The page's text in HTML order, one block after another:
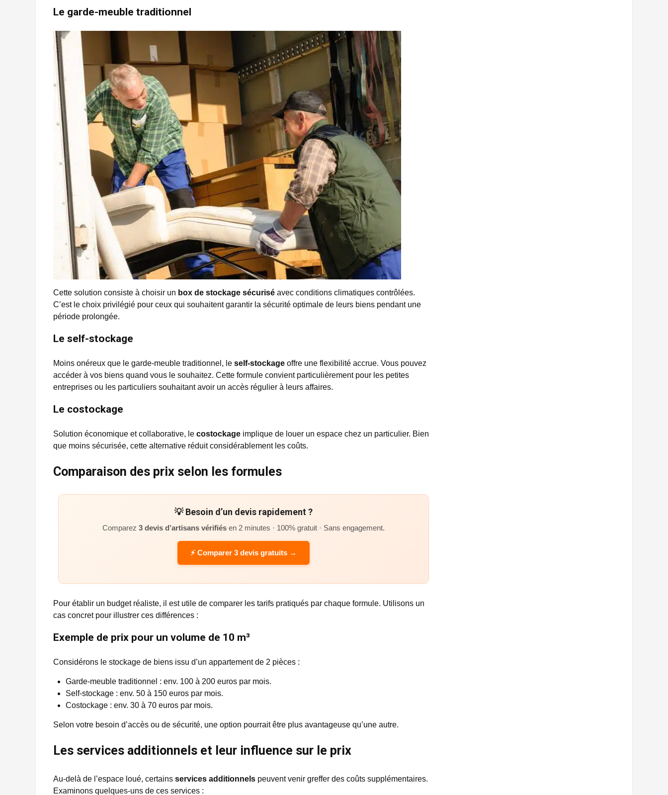
Le garde-meuble traditionnel
Cette solution consiste à choisir un box de stockage sécurisé avec conditions climatiques contrôlées.
C’est le choix privilégié pour ceux qui souhaitent garantir la sécurité optimale de leurs biens pendant une
période prolongée.
Le self-stockage
Moins onéreux que le garde-meuble traditionnel, le self-stockage offre une flexibilité accrue. Vous pouvez
accéder à vos biens quand vous le souhaitez. Cette formule convient particulièrement pour les petites
entreprises ou les particuliers souhaitant avoir un accès régulier à leurs affaires.
Le costockage
Solution économique et collaborative, le costockage implique de louer un espace chez un particulier. Bien
que moins sécurisée, cette alternative réduit considérablement les coûts.
Comparaison des prix selon les formules
💡 Besoin d’un devis rapidement ?
Comparez 3 devis d’artisans vérifiésen 2 minutes · 100% gratuit · Sans engagement.
⚡ Comparer 3 devis gratuits →
Pour établir un budget réaliste, il est utile de comparer les tarifs pratiqués par chaque formule. Utilisons un
cas concret pour illustrer ces différences :
Exemple de prix pour un volume de 10 m³
Considérons le stockage de biens issu d’un appartement de 2 pièces :
Garde-meuble traditionnel : env. 100 à 200 euros par mois.
Self-stockage : env. 50 à 150 euros par mois.
Costockage : env. 30 à 70 euros par mois.
Selon votre besoin d’accès ou de sécurité, une option pourrait être plus avantageuse qu’une autre.
Les services additionnels et leur influence sur le prix
Au-delà de l’espace loué, certains services additionnels peuvent venir greffer des coûts supplémentaires.
Examinons quelques-uns de ces services :